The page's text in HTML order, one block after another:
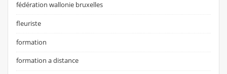
fédération wallonie bruxelles
fleuriste
formation
formation a distance